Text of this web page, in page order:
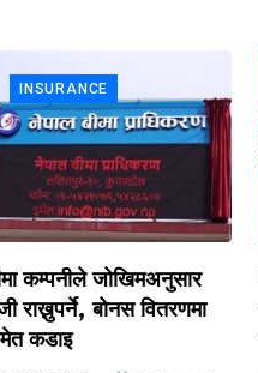
INSURANCE
माइक्रो लाइफको निमित्त
केसी नियुक्त, अध्यक्षमा
चयन